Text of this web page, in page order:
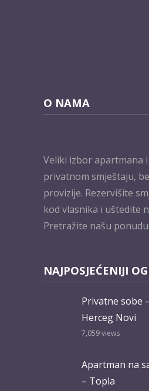
O NAMA
Veliki izbor apartmana
privatnom smještaju,
provizije. Rezervišite
kod vlasnika i uštedite
Pretražite našu ponudu.
NAJPOSJEĆENIJI
Privatne sobe
Herceg Novi
7,059views
Apartman na
– Topla